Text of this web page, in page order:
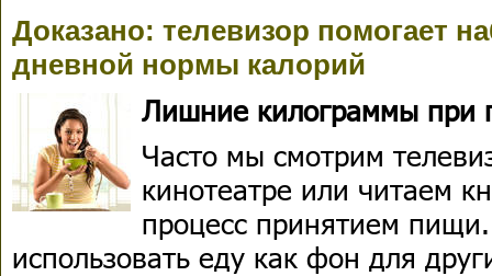
Доказано: телевизор помогает
дневной нормы калорий
Лишние килограммы при
Часто мы смотрим
кинотеатре или читаем
процесс принятием
использовать еду как фон для